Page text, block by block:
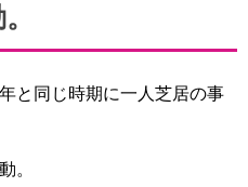
と同じ時期に一人芝居の事
。